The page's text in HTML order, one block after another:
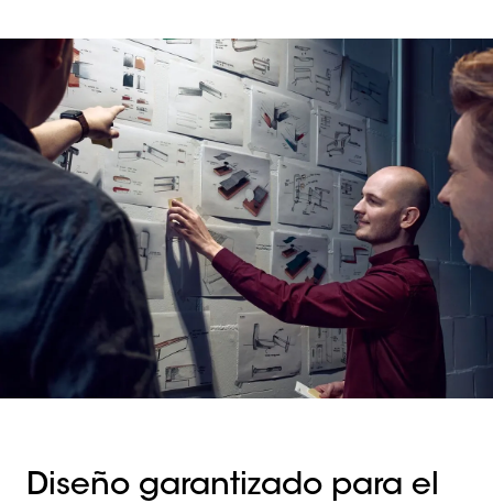
Diseño garantizado para el